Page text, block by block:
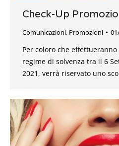
Check-Up
Comunicazioni, Promozioni
Per coloro che
regime di solvenza tra il 6
2021, verrà riservato uno